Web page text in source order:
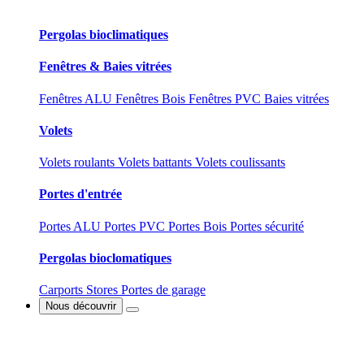
Pergolas bioclimatiques
Fenêtres & Baies vitrées
Fenêtres ALU Fenêtres Bois Fenêtres PVC Baies vitrées
Volets
Volets roulants Volets battants Volets coulissants
Portes d'entrée
Portes ALU Portes PVC Portes Bois Portes sécurité
Pergolas bioclomatiques
Carports Stores Portes de garage
Nous découvrir